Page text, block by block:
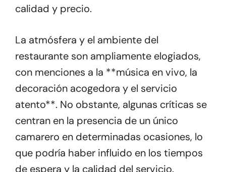
calidad y precio.
La atmósfera y el ambiente del
restaurante son ampliamente elogiados,
con menciones a la **música en vivo, la
decoración acogedora y el servicio
atento**. No obstante, algunas críticas se
centran en la presencia de un único
camarero en determinadas ocasiones, lo
que podría haber influido en los tiempos
de espera y la calidad del servicio.